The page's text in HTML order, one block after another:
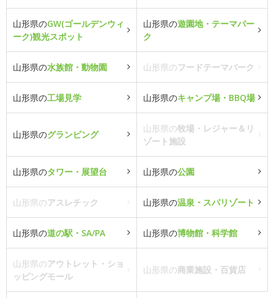
山形県のGW(ゴールデンウィ
ーク)観光スポット
山形県の遊園地・テーマパー
ク
山形県の水族館・動物園 山形県のフードテーマパーク
山形県の工場見学 山形県のキャンプ場・BBQ場
山形県のグランピング
山形県の牧場・レジャー＆リ
ゾート施設
山形県のタワー・展望台 山形県の公園
山形県のアスレチック 山形県の温泉・スパリゾート
山形県の道の駅・SA/PA 山形県の博物館・科学館
山形県のアウトレット・ショ
ッピングモール
山形県の商業施設・百貨店